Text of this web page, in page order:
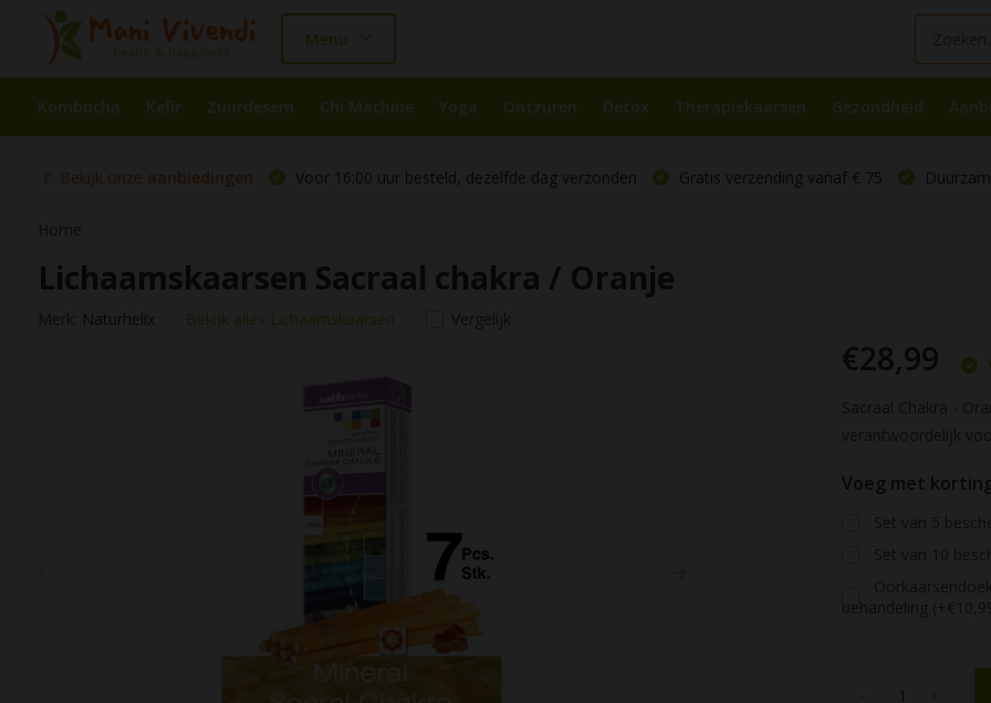
Menu
Kombucha Kefir Zuurdesem Chi Machine Yoga Ontzuren Detox Therapiekaarsen Gezondheid
🚩 Bekijk onze aanbiedingen Voor 16:00 uur besteld, dezelfde dag verzonden Gratis verzending vanaf € 75
Lichaamskaarsen Sacraal chakra / Oranje
Naturhelix Bekijk alles Lichaamskaarsen
€28,99
Voeg met